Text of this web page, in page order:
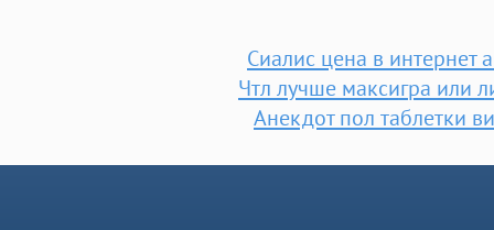
Сиалис цена в интернет
Чтл лучше максигра или
Анекдот пол таблетки